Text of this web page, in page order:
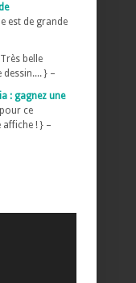
est de grande
belle
} –
: gagnez une
ce
! } –